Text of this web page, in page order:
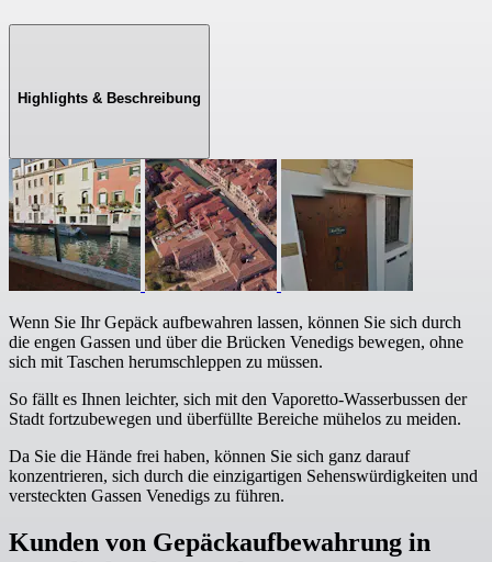
Highlights & Beschreibung
Wenn Sie Ihr Gepäck aufbewahren lassen, können Sie sich durch
die engen Gassen und über die Brücken Venedigs bewegen, ohne
sich mit Taschen herumschleppen zu müssen.
So fällt es Ihnen leichter, sich mit den Vaporetto-Wasserbussen der
Stadt fortzubewegen und überfüllte Bereiche mühelos zu meiden.
Da Sie die Hände frei haben, können Sie sich ganz darauf
konzentrieren, sich durch die einzigartigen Sehenswürdigkeiten und
versteckten Gassen Venedigs zu führen.
Kunden von Gepäckaufbewahrung in